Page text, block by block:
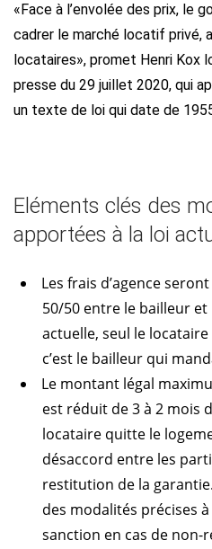
«Face à l’envolée des prix, le
cadrer le marché locatif privé,
locataires», promet Henri Kox
presse du 29 juillet 2020, qui
un texte de loi qui date de
Eléments clés des
apportées à la loi
Les frais d’agence
50/50 entre le bailleur et
actuelle, seul le
c’est le bailleur qui
Le montant légal
est réduit de 3 à 2 mois
locataire quitte le
désaccord entre les
restitution de la
des modalités précises
sanction en cas de non-